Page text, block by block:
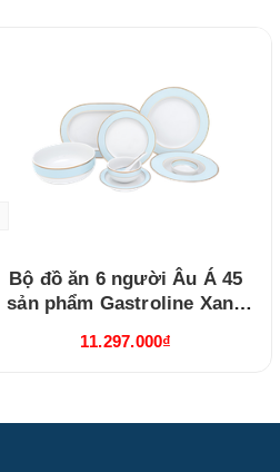
Bộ đồ ăn 6 người Âu Á 45
sản phẩm Gastroline Xanh
11.297.000₫